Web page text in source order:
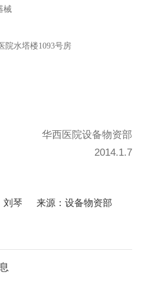
械
院水塔楼1093号房
华西医院设备物资部
2014.1.7
刘琴 来源：设备物资部